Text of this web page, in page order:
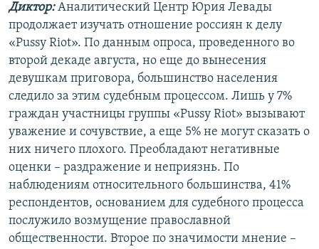
Диктор:Аналитический Центр Юрия Левады
продолжает изучать отношение россиян к делу
«Pussy Riot». По данным опроса, проведенного во
второй декаде августа, но еще до вынесения
девушкам приговора, большинство населения
следило за этим судебным процессом. Лишь у 7%
граждан участницы группы «Pussy Riot» вызывают
уважение и сочувствие, а еще 5% не могут сказать о
них ничего плохого. Преобладают негативные
оценки – раздражение и неприязнь. По
наблюдениям относительного большинства, 41%
респондентов, основанием для судебного процесса
послужило возмущение православной
общественности. Второе по значимости мнение –